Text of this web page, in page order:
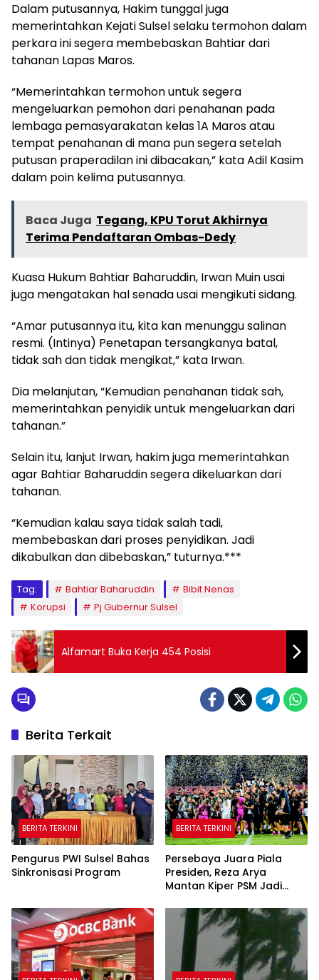
Dalam putusannya, Hakim tunggal juga
memerintahkan Kejati Sulsel selaku termohon dalam
perkara ini segera membebaskan Bahtiar dari
tahanan Lapas Maros.
“Memerintahkan termohon untuk segera
mengeluarkan pemohon dari penahanan pada
lembaga pemasyarakatan kelas 1A Maros atau
tempat penahanan di mana pun segera setelah
putusan praperadilan ini dibacakan,” kata Adil Kasim
dalam poin kelima putusannya.
Baca Juga Tegang, KPU Torut Akhirnya
Terima Pendaftaran Ombas-Dedy
Kuasa Hukum Bahtiar Baharuddin, Irwan Muin usai
juga mengatakan hal senada usai mengikuti sidang.
“Amar putusannya itu, kita kan menunggu salinan
resmi. (Intinya) Penetapan tersangkanya batal,
tidak sah dan tidak mengikat,” kata Irwan.
Dia melanjutan, “Kemudian penahanan tidak sah,
memerintahkan penyidik untuk mengeluarkan dari
tahanan.”
Selain itu, lanjut Irwan, hakim juga memerintahkan
agar Bahtiar Baharuddin segera dikeluarkan dari
tahanan.
“Kemudian kalau saya tidak salah tadi,
membebaskan dari proses penyidikan. Jadi
dikabulkan dan dibebaskan,” tuturnya.***
Tag: Bahtiar Baharuddin
Bibit Nenas
Korupsi
Pj Gubernur Sulsel
Alfamart Buka Kerja 454 Posisi
Berita Terkait
BERITA TERKINI
Pengurus PWI Sulsel Bahas
Sinkronisasi Program
BERITA TERKINI
Persebaya Juara Piala
Presiden, Reza Arya
Mantan Kiper PSM Jadi